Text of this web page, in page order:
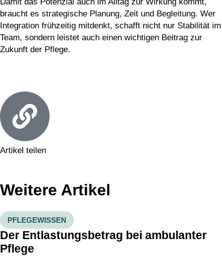
braucht es strategische Planung, Zeit und Begleitung. Wer
Integration frühzeitig mitdenkt, schafft nicht nur Stabilität im
Team, sondern leistet auch einen wichtigen Beitrag zur
Zukunft der Pflege.
Artikel teilen
Weitere Artikel
PFLEGEWISSEN
Der Entlastungsbetrag bei ambulanter
Pflege